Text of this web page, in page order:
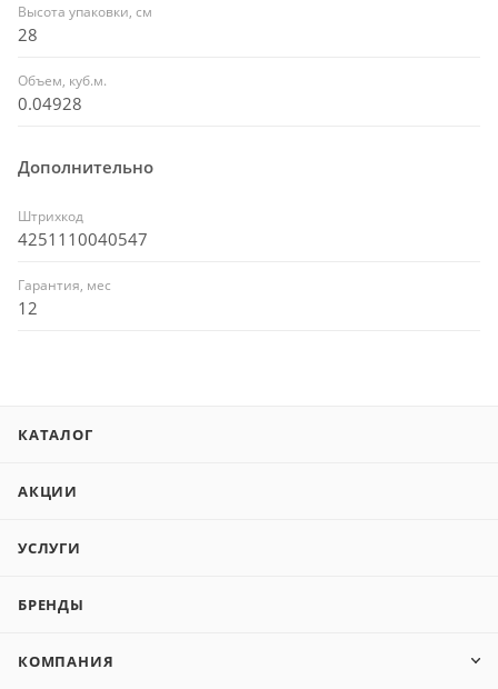
Высота упаковки, см
28
Объем, куб.м.
0.04928
Дополнительно
Штрихкод
4251110040547
Гарантия, мес
12
КАТАЛОГ
АКЦИИ
УСЛУГИ
БРЕНДЫ
КОМПАНИЯ